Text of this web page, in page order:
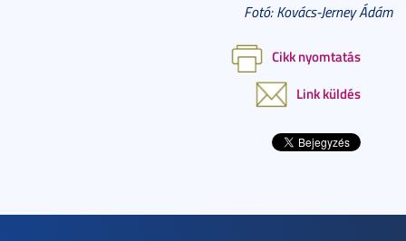
Fotó: Kovács-Jerney Ádám
Cikk nyomtatás
Link küldés